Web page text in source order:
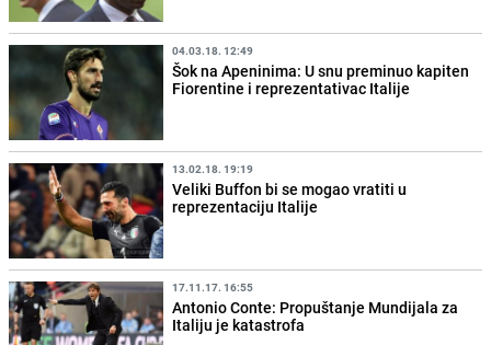
04.03.18. 12:49
Šok na Apeninima: U snu preminuo kapiten
Fiorentine i reprezentativac Italije
13.02.18. 19:19
Veliki Buffon bi se mogao vratiti u
reprezentaciju Italije
17.11.17. 16:55
Antonio Conte: Propuštanje Mundijala za
Italiju je katastrofa